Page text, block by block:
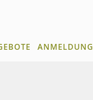
ANMELDUNG